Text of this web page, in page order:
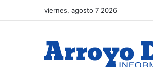
viernes, agosto 7 2026